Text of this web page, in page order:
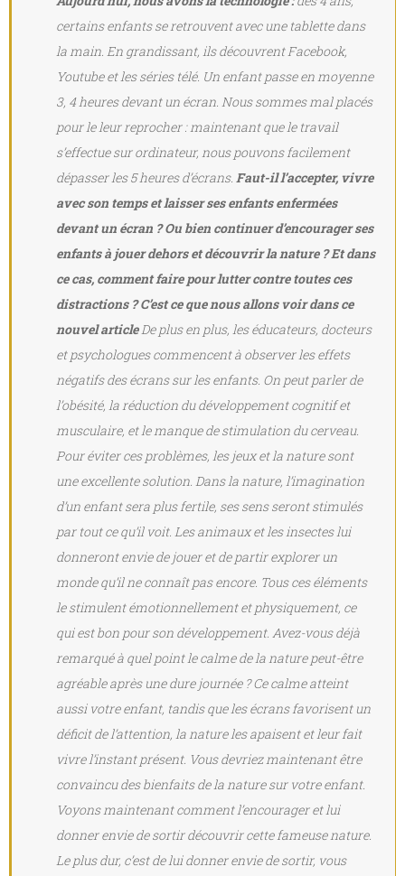
certains enfants se retrouvent avec une tablette dans
la main. En grandissant, ils découvrent Facebook,
Youtube et les séries télé. Un enfant passe en moyenne
3, 4 heures devant un écran. Nous sommes mal placés
pour le leur reprocher : maintenant que le travail
s’effectue sur ordinateur, nous pouvons facilement
dépasser les 5 heures d’écrans. Faut-il l’accepter, vivre
avec son temps et laisser ses enfants enfermées
devant un écran ? Ou bien continuer d’encourager ses
enfants à jouer dehors et découvrir la nature ? Et dans
ce cas, comment faire pour lutter contre toutes ces
distractions ? C’est ce que nous allons voir dans ce
nouvel articleDe plus en plus, les éducateurs, docteurs
et psychologues commencent à observer les effets
négatifs des écrans sur les enfants. On peut parler de
l’obésité, la réduction du développement cognitif et
musculaire, et le manque de stimulation du cerveau.
Pour éviter ces problèmes, les jeux et la nature sont
une excellente solution. Dans la nature, l’imagination
d’un enfant sera plus fertile, ses sens seront stimulés
par tout ce qu’il voit. Les animaux et les insectes lui
donneront envie de jouer et de partir explorer un
monde qu’il ne connaît pas encore. Tous ces éléments
le stimulent émotionnellement et physiquement, ce
qui est bon pour son développement. Avez-vous déjà
remarqué à quel point le calme de la nature peut-être
agréable après une dure journée ? Ce calme atteint
aussi votre enfant, tandis que les écrans favorisent un
déficit de l’attention, la nature les apaisent et leur fait
vivre l’instant présent. Vous devriez maintenant être
convaincu des bienfaits de la nature sur votre enfant.
Voyons maintenant comment l’encourager et lui
donner envie de sortir découvrir cette fameuse nature.
Le plus dur, c’est de lui donner envie de sortir, vous